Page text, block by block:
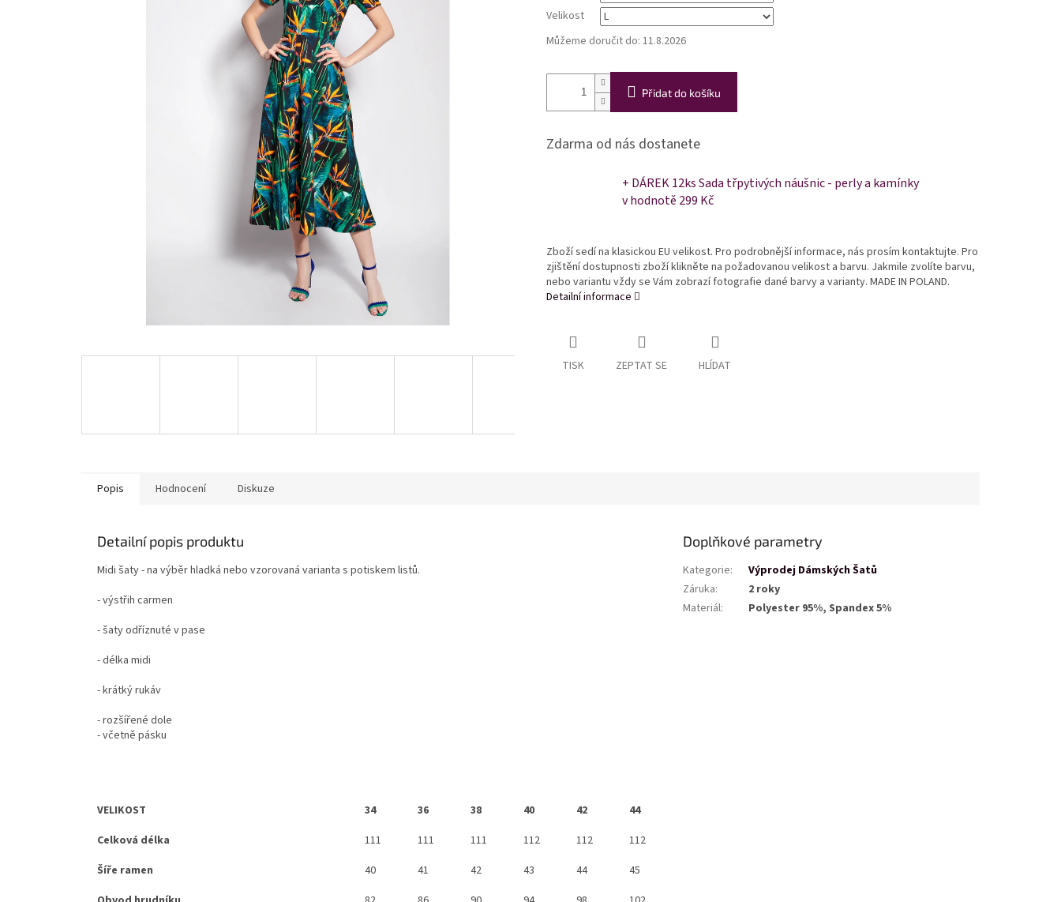
Velikost
Můžeme doručit do: 11.8.2026
Přidat do košíku
Zdarma od nás dostanete
+ DÁREK 12ks Sada třpytivých náušnic - perly a kamínky
v hodnotě 299 Kč
Zboží sedí na klasickou EU velikost. Pro podrobnější informace, nás prosím kontaktujte. Pro
zjištění dostupnosti zboží klikněte na požadovanou velikost a barvu. Jakmile zvolíte barvu,
nebo variantu vždy se Vám zobrazí fotografie dané barvy a varianty. MADE IN POLAND.
Detailní informace
TISK ZEPTAT SE HLÍDAT
Popis Hodnocení Diskuze
Detailní popis produktu
Midi šaty - na výběr hladká nebo vzorovaná varianta s potiskem listů.
- výstřih carmen
- šaty odříznuté v pase
- délka midi
- krátký rukáv
- rozšířené dole
- včetně pásku
VELIKOST 34 36 38 40 42
44
Celková délka
111 111 111 112 112
112
Šíře ramen
40 41 42 43 44
45
Doplňkové parametry
Kategorie:
Výprodej Dámských Šatů
Záruka:
2 roky
Materiál: Polyester 95%, Spandex 5%